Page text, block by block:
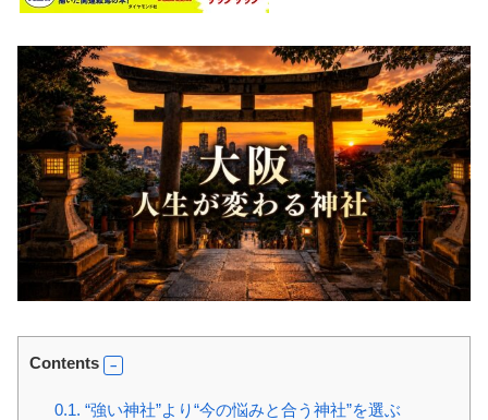
Contents
0.1. “強い神社”より“今の悩みと合う神社”を選ぶ